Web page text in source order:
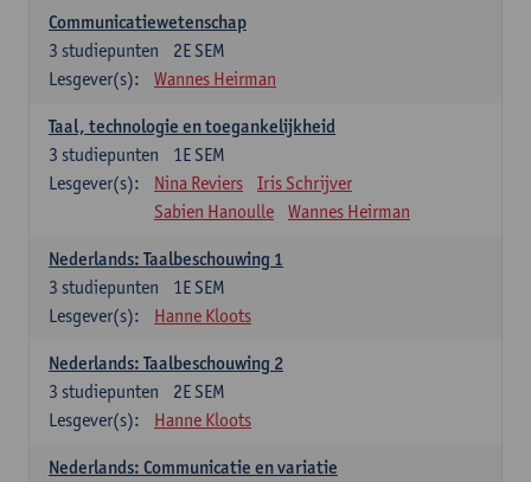
Communicatiewetenschap
2E SEM
3 studiepunten
Lesgever(s):
Wannes Heirman
Taal, technologie en toegankelijkheid
1E SEM
3 studiepunten
Lesgever(s):
Nina Reviers
Iris Schrijver
Sabien Hanoulle
Wannes Heirman
Nederlands: Taalbeschouwing 1
1E SEM
3 studiepunten
Lesgever(s):
Hanne Kloots
Nederlands: Taalbeschouwing 2
2E SEM
3 studiepunten
Lesgever(s):
Hanne Kloots
Nederlands: Communicatie en variatie